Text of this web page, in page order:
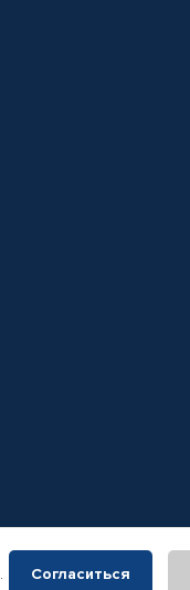
. Согласиться